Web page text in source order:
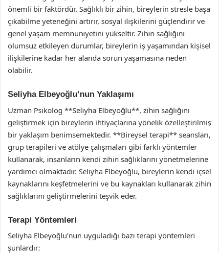
önemli bir faktördür. Sağlıklı bir zihin, bireylerin stresle başa
çıkabilme yeteneğini artırır, sosyal ilişkilerini güçlendirir ve
genel yaşam memnuniyetini yükseltir. Zihin sağlığını
olumsuz etkileyen durumlar, bireylerin iş yaşamından kişisel
ilişkilerine kadar her alanda sorun yaşamasına neden
olabilir.
Seliyha Elbeyoğlu’nun Yaklaşımı
Uzman Psikolog **Seliyha Elbeyoğlu**, zihin sağlığını
geliştirmek için bireylerin ihtiyaçlarına yönelik özelleştirilmiş
bir yaklaşım benimsemektedir. **Bireysel terapi** seansları,
grup terapileri ve atölye çalışmaları gibi farklı yöntemler
kullanarak, insanların kendi zihin sağlıklarını yönetmelerine
yardımcı olmaktadır. Seliyha Elbeyoğlu, bireylerin kendi içsel
kaynaklarını keşfetmelerini ve bu kaynakları kullanarak zihin
sağlıklarını geliştirmelerini teşvik eder.
Terapi Yöntemleri
Seliyha Elbeyoğlu’nun uyguladığı bazı terapi yöntemleri
şunlardır: